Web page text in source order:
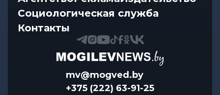
Социологическая служба
Контакты
mv@mogved.by
+375 (222) 63-91-25